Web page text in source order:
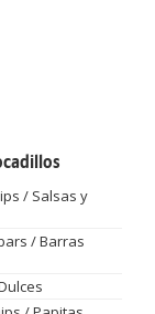
/ Salsas y
/ Barras